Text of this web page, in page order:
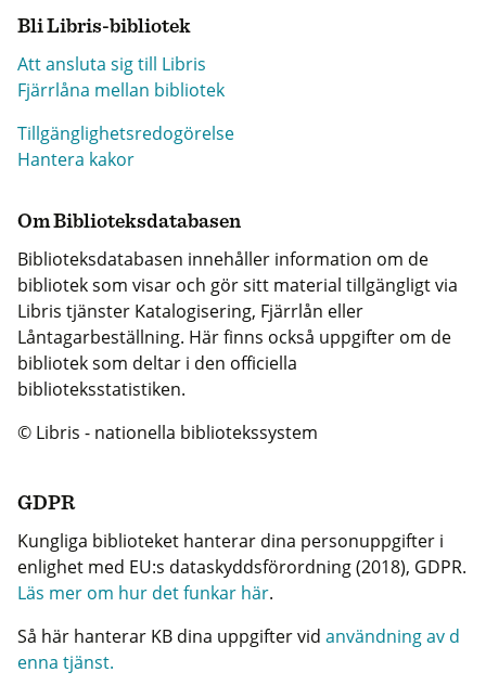
Bli Libris-bibliotek
Att ansluta sig till Libris
Fjärrlåna mellan bibliotek
Tillgänglighetsredogörelse
Hantera kakor
Om Biblioteksdatabasen
Biblioteksdatabasen innehåller information om de
bibliotek som visar och gör sitt material tillgängligt via
Libris tjänster Katalogisering, Fjärrlån eller
Låntagarbeställning. Här finns också uppgifter om de
bibliotek som deltar i den officiella
biblioteksstatistiken.
© Libris - nationella bibliotekssystem
GDPR
Kungliga biblioteket hanterar dina personuppgifter i
enlighet med EU:s dataskyddsförordning (2018), GDPR.
Läs mer om hur det funkar här.
Så här hanterar KB dina uppgifter vid användning av d
enna tjänst.